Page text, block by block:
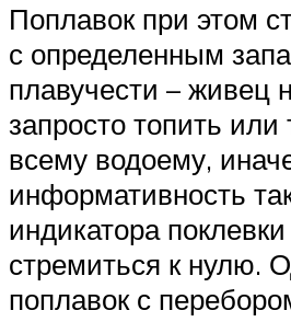
Поплавок при этом
с определенным
плавучести – живец
запросто топить или
всему водоему,
информативность
индикатора
стремиться к нулю.
поплавок с